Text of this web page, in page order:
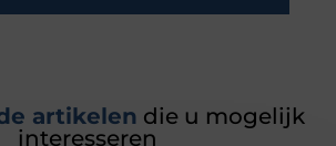
artikelen die u mogelijk
interesseren